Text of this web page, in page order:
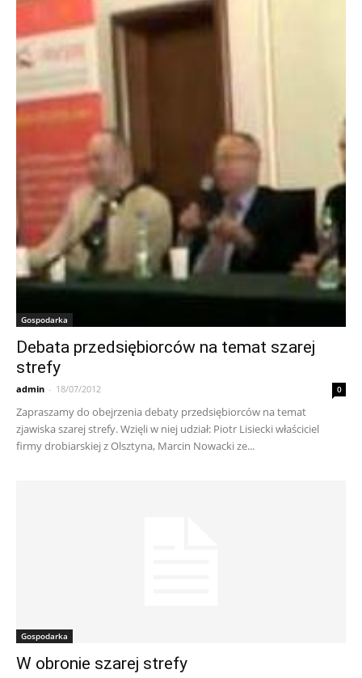
Gospodarka
Debata przedsiębiorców na temat szarej
strefy
admin - 18/07/2012 0
Zapraszamy do obejrzenia debaty przedsiębiorców na temat
zjawiska szarej strefy. Wzięli w niej udział: Piotr Lisiecki właściciel
firmy drobiarskiej z Olsztyna, Marcin Nowacki ze...
Gospodarka
W obronie szarej strefy